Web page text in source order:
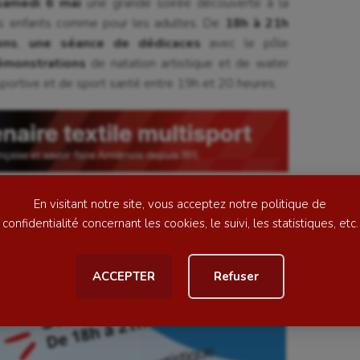
En visitant notre site, vous acceptez notre politique de
confidentialité concernant les cookies, le suivi, les statistiques, etc.
ACCEPTER Refuser
américain
Korfbal
Moto
Natation artistique
Outdoor
Parkour
6 mai une grande soirée découverte à la
comme pour les adultes. De
18h à 21h
,une séance de dédicaces avec le pôle
de natation artistique et de water
et de sport santé entre 19h et 20 heures.